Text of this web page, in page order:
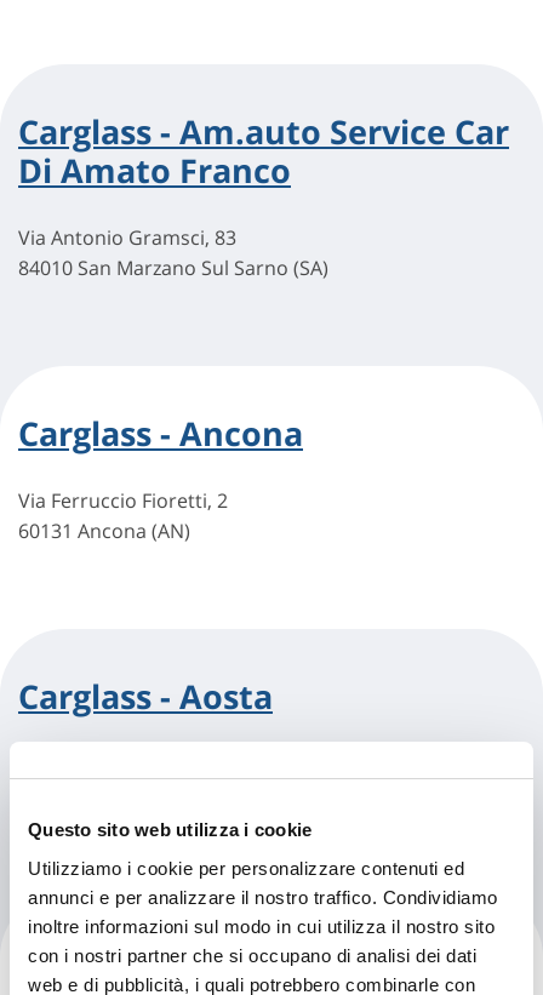
Questo sito web utilizza i cookie
Utilizziamo i cookie per personalizzare contenuti ed
annunci e per analizzare il nostro traffico. Condividiamo
inoltre informazioni sul modo in cui utilizza il nostro sito
con i nostri partner che si occupano di analisi dei dati
web e di pubblicità, i quali potrebbero combinarle con
Carglass - Am.auto Service Car
Di Amato Franco
Via Antonio Gramsci, 83
84010 San Marzano Sul Sarno (SA)
Carglass - Ancona
Via Ferruccio Fioretti, 2
60131 Ancona (AN)
Carglass - Aosta
Carglass - Arezzo